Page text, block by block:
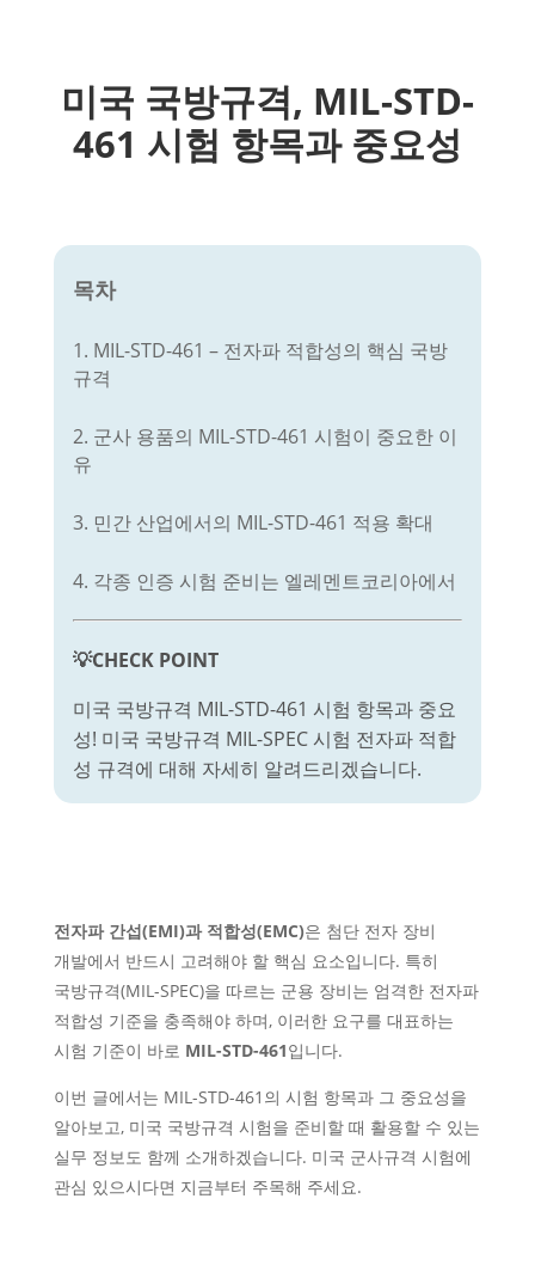
미국 국방규격, MIL-STD-
461 시험 항목과 중요성
목차
1. MIL-STD-461 – 전자파 적합성의 핵심 국방
규격
2. 군사 용품의 MIL-STD-461 시험이 중요한 이
유
3. 민간 산업에서의 MIL-STD-461 적용 확대
4. 각종 인증 시험 준비는 엘레멘트코리아에서
💡CHECK POINT
미국 국방규격 MIL-STD-461 시험 항목과 중요
성! 미국 국방규격 MIL-SPEC 시험 전자파 적합
성 규격에 대해 자세히 알려드리겠습니다.
전자파 간섭(EMI)과 적합성(EMC)은 첨단 전자 장비
개발에서 반드시 고려해야 할 핵심 요소입니다. 특히
국방규격(MIL-SPEC)을 따르는 군용 장비는 엄격한 전자파
적합성 기준을 충족해야 하며, 이러한 요구를 대표하는
시험 기준이 바로 MIL-STD-461입니다.
이번 글에서는 MIL-STD-461의 시험 항목과 그 중요성을
알아보고, 미국 국방규격 시험을 준비할 때 활용할 수 있는
실무 정보도 함께 소개하겠습니다. 미국 군사규격 시험에
관심 있으시다면 지금부터 주목해 주세요.